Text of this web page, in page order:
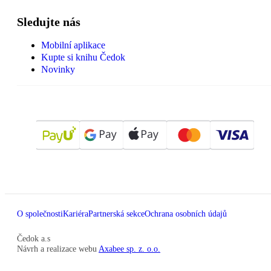
Sledujte nás
Mobilní aplikace
Kupte si knihu Čedok
Novinky
O společnostiKariéraPartnerská sekceOchrana osobních údajů
Čedok a.s
Návrh a realizace webu Axabee sp. z. o.o.